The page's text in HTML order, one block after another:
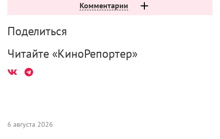
Комментарии
Поделиться
Читайте «КиноРепортер»
6 августа 2026